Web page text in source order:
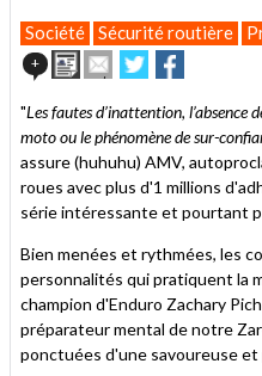
Société Sécurité routière
+
ImprimerEnvoyer
cet
à
un
ami
Partager
sur
sur
"Les fautes d’inattention, l’absence
moto ou le phénomène de sur-
assure (huhuhu) AMV,
roues avec plus d'1 millions
série intéressante et pourtant
Bien menées et rythmées, les
personnalités qui pratiquent la
champion d'Enduro Zachary
préparateur mental de notre
ponctuées d'une savoureuse